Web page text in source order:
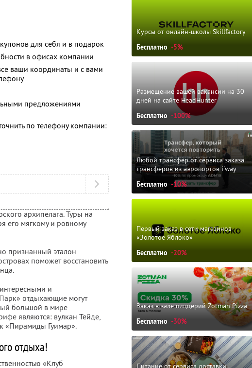
для себя и в подарок
в офисах компании
ваши координаты и с вами
предложениями
по телефону компании:
архипелага. Туры на
его мягкому и ровному
признанный эталон
поможет восстановить
и
отдыхающие могут
большой в мире
являются: вулкан Тейде,
«Пирамиды Гуимар».
отдыха!
«Клуб
Курсы от онлайн-школы Skillfactory
Бесплатно -5%
Размещение вашей вакансии на 30
дней на сайте HeadHunter
Бесплатно -100%
Любой трансфер от сервиса заказа
трансферов из аэропортов i'way
Бесплатно -10%
Первый заказ в сети магазинов
«Золотое Яблоко»
Бесплатно -20%
Заказ в зале пиццерий Zotman Pizza
Бесплатно -30%
Питание от сервиса доставки